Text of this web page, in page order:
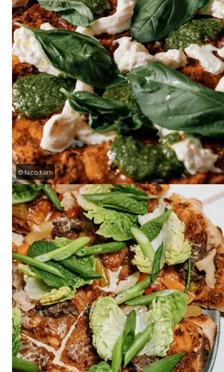
© Nico Kern